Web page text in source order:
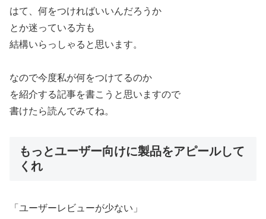
はて、何をつければいいんだろうか
とか迷っている方も
結構いらっしゃると思います。
なので今度私が何をつけてるのか
を紹介する記事を書こうと思いますので
書けたら読んでみてね。
もっとユーザー向けに製品をアピールして
くれ
「ユーザーレビューが少ない」